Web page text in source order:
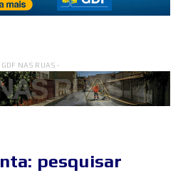
GDF NAS RUAS -
pesquisar